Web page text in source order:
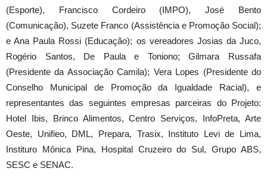
(Esporte), Francisco Cordeiro (IMPO), José Bento
(Comunicação), Suzete Franco (Assistência e Promoção Social);
e Ana Paula Rossi (Educação); os vereadores Josias da Juco,
Rogério Santos, De Paula e Toniono; Gilmara Russafa
(Presidente da Associação Camila); Vera Lopes (Presidente do
Conselho Municipal de Promoção da Igualdade Racial), e
representantes das seguintes empresas parceiras do Projeto:
Hotel Ibis, Brinco Alimentos, Centro Serviços, InfoPreta, Arte
Oeste, Unifieo, DML, Prepara, Trasix, Instituto Levi de Lima,
Instituro Mônica Pina, Hospital Cruzeiro do Sul, Grupo ABS,
SESC e SENAC.